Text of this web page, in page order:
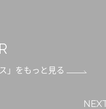
」をもっと見る